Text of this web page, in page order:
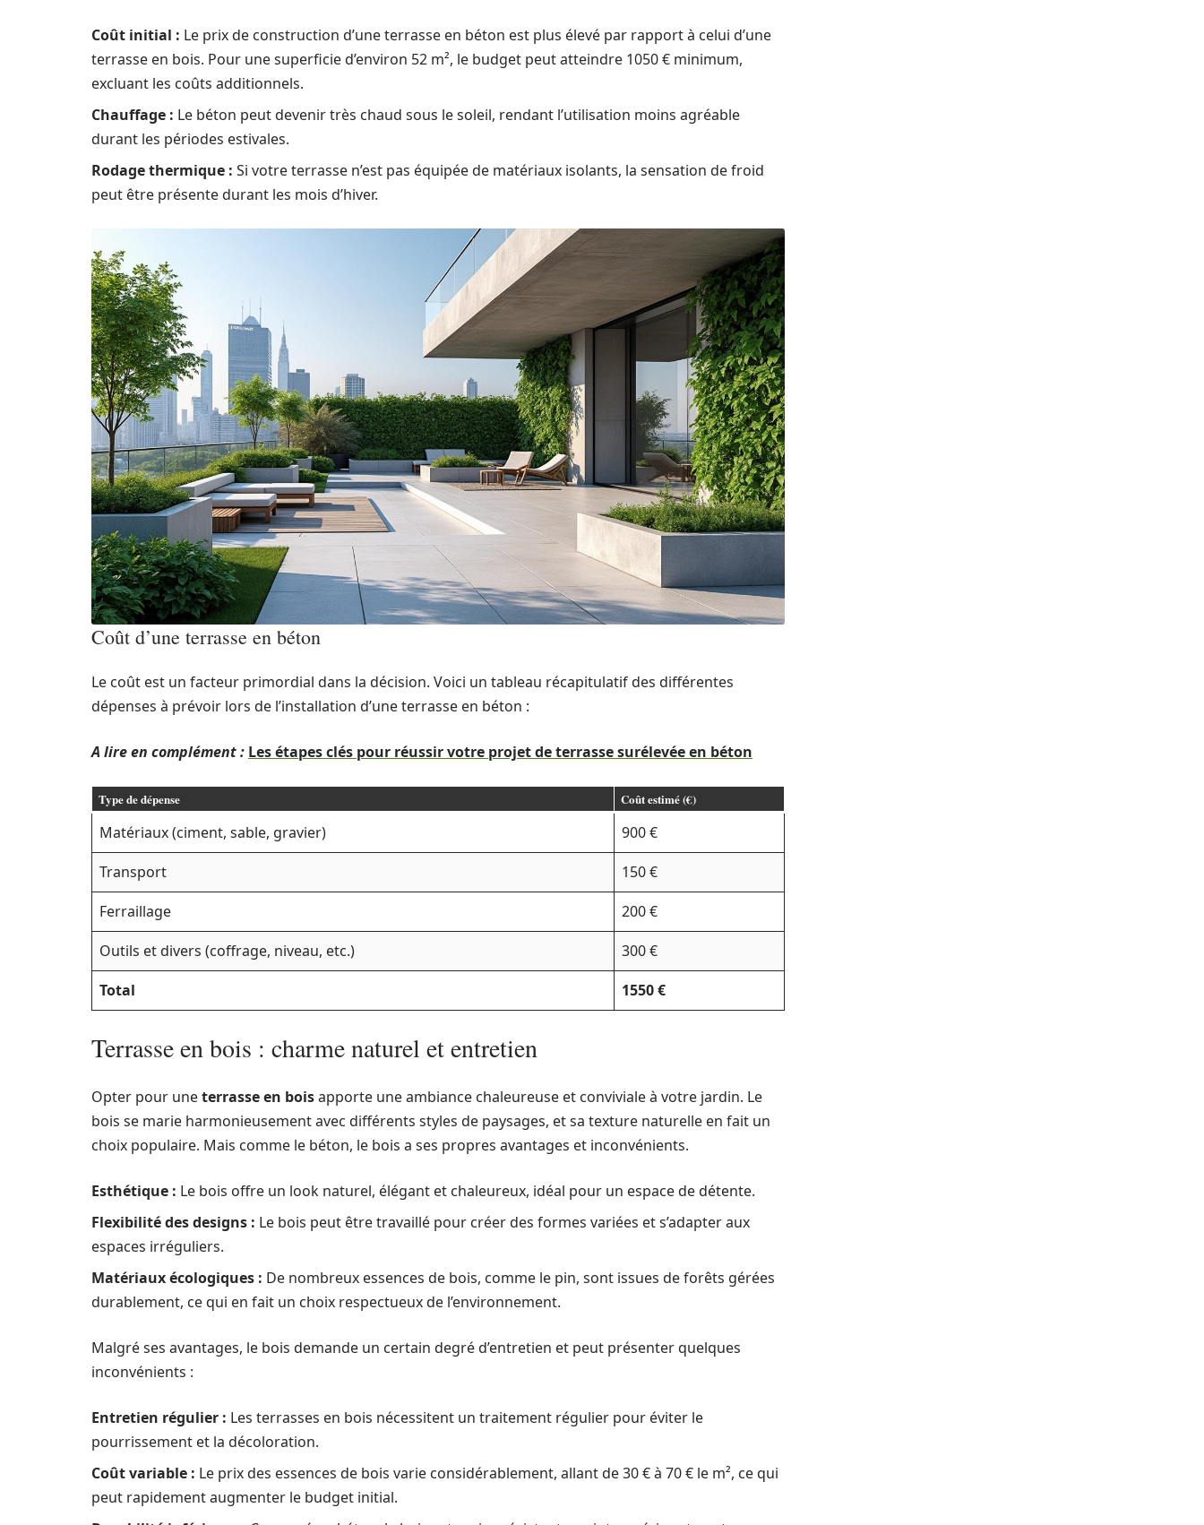
Coût initial : Le prix de construction d’une terrasse en béton est plus élevé par rapport à celui d’une
terrasse en bois. Pour une superficie d’environ 52 m², le budget peut atteindre 1050 € minimum,
excluant les coûts additionnels.
Chauffage : Le béton peut devenir très chaud sous le soleil, rendant l’utilisation moins agréable
durant les périodes estivales.
Rodage thermique : Si votre terrasse n’est pas équipée de matériaux isolants, la sensation de froid
peut être présente durant les mois d’hiver.
Coût d’une terrasse en béton
Le coût est un facteur primordial dans la décision. Voici un tableau récapitulatif des différentes
dépenses à prévoir lors de l’installation d’une terrasse en béton :
A lire en complément : Les étapes clés pour réussir votre projet de terrasse surélevée en béton
Type de dépense Coût estimé (€)
Matériaux (ciment, sable, gravier)
900 €
Transport
150 €
Ferraillage
200 €
Outils et divers (coffrage, niveau, etc.)
300 €
Total
1550 €
Terrasse en bois : charme naturel et entretien
Opter pour uneterrasse en boisapporte une ambiance chaleureuse et conviviale à votre jardin. Le
bois se marie harmonieusement avec différents styles de paysages, et sa texture naturelle en fait un
choix populaire. Mais comme le béton, le bois a ses propres avantages et inconvénients.
Esthétique : Le bois offre un look naturel, élégant et chaleureux, idéal pour un espace de détente.
Flexibilité des designs : Le bois peut être travaillé pour créer des formes variées et s’adapter aux
espaces irréguliers.
Matériaux écologiques : De nombreux essences de bois, comme le pin, sont issues de forêts gérées
durablement, ce qui en fait un choix respectueux de l’environnement.
Malgré ses avantages, le bois demande un certain degré d’entretien et peut présenter quelques
inconvénients :
Entretien régulier : Les terrasses en bois nécessitent un traitement régulier pour éviter le
pourrissement et la décoloration.
Coût variable : Le prix des essences de bois varie considérablement, allant de 30 € à 70 € le m², ce qui
peut rapidement augmenter le budget initial.